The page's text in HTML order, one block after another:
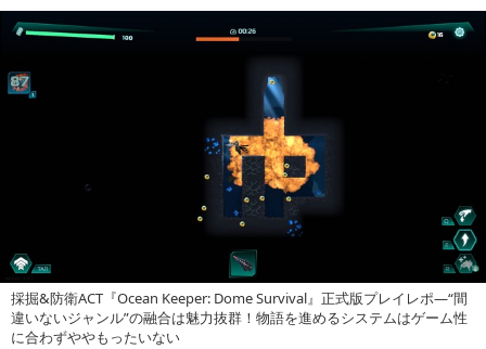
採掘&防衛ACT『Ocean Keeper: Dome Survival』正式版プレイレポ―“間
違いないジャンル”の融合は魅力抜群！物語を進めるシステムはゲーム性
に合わずややもったいない